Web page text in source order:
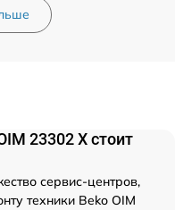
23302 X стоит
сервис-центров,
техники Beko OIM